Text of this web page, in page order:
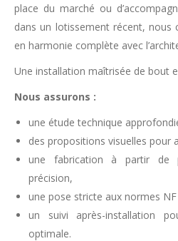
place du marché ou
dans un lotissement récent, nous
en harmonie complète avec
Une installation maîtrisée de bout
Nous assurons :
une étude technique
des propositions visuelles pour
une fabrication à partir de
précision,
une pose stricte aux normes
un suivi après-installation
optimale.